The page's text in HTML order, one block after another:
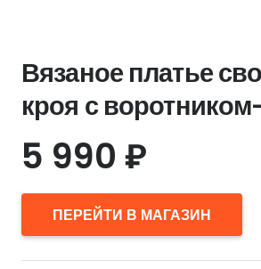
Вязаное платье
кроя с
5 990 ₽
ПЕРЕЙТИ В МАГАЗИН